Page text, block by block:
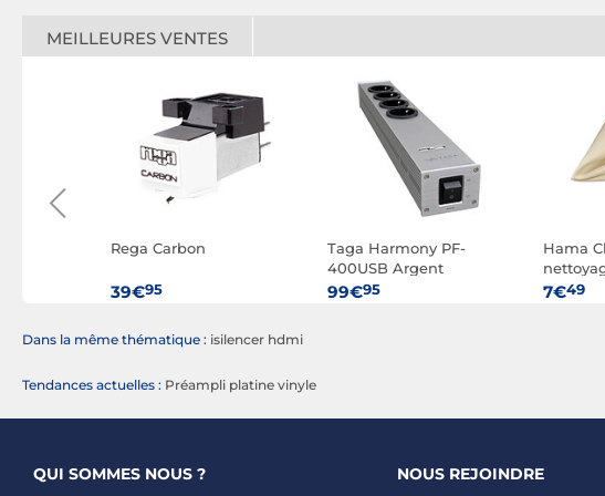
MEILLEURES VENTES
Rega Carbon
39€95
Taga Harmony PF-
400USB Argent
99€95
Hama
20 cm
7€49
Dans la même thématique : isilencer hdmi
Tendances actuelles : Préampli platine vinyle
QUI SOMMES NOUS ? NOUS REJOINDRE